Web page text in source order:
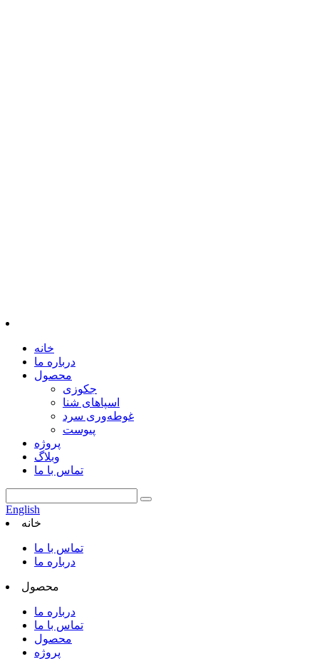
خانه
درباره ما
محصول
جکوزی
اسپاهای شنا
غوطه‌وری سرد
پیوست
پروژه
وبلاگ
تماس با ما
English
خانه
تماس با ما
درباره ما
محصول
درباره ما
تماس با ما
محصول
پروژه